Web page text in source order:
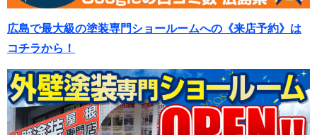
広島で最大級の塗装専門ショールームへの《来店予約》は
コチラから！